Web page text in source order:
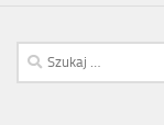
Szukaj: